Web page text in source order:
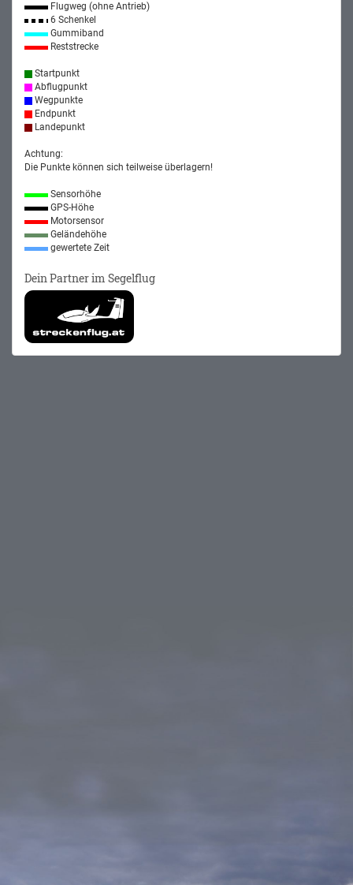
Flugweg (ohne Antrieb)
6 Schenkel
Gummiband
Reststrecke
Startpunkt
Abflugpunkt
Wegpunkte
Endpunkt
Landepunkt
Achtung:
Die Punkte können sich teilweise überlagern!
Sensorhöhe
GPS-Höhe
Motorsensor
Geländehöhe
gewertete Zeit
Dein Partner im Segelflug